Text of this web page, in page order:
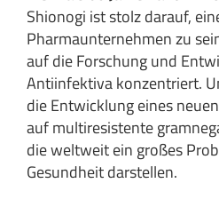
Shionogi ist stolz darauf,
Pharmaunternehmen zu
auf die Forschung und
Antiinfektiva konzentriert.
die Entwicklung eines
auf multiresistente
die weltweit ein großes
Gesundheit darstellen.